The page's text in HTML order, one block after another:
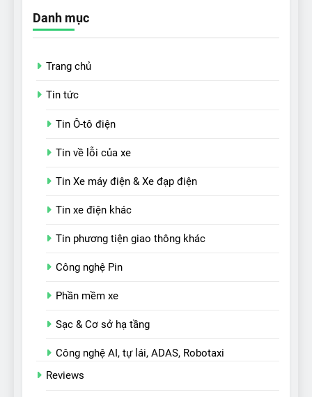
Danh mục
Trang chủ
Tin tức
Tin Ô-tô điện
Tin về lỗi của xe
Tin Xe máy điện & Xe đạp điện
Tin xe điện khác
Tin phương tiện giao thông khác
Công nghệ Pin
Phần mềm xe
Sạc & Cơ sở hạ tầng
Công nghệ AI, tự lái, ADAS, Robotaxi
Reviews